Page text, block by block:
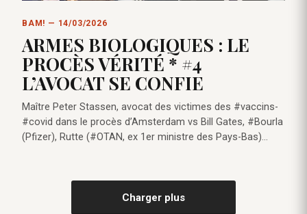
BAM! — 14/03/2026
ARMES BIOLOGIQUES : LE
PROCÈS VÉRITÉ * #4
L’AVOCAT SE CONFIE
Maître Peter Stassen, avocat des victimes des #vaccins-
#covid dans le procès d’Amsterdam vs Bill Gates, #Bourla
(Pfizer), Rutte (#OTAN, ex 1er ministre des Pays-Bas)…
Charger plus